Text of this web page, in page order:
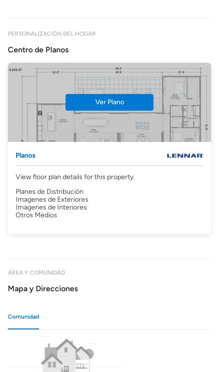
PERSONALIZACIÓN DEL HOGAR
Centro de Planos
Ver Plano
Planos
View floor plan details for this property.
Planes de Distribución
Imagenes de Exteriores
Imagenes de Interiores
Otros Medios
ÁREA Y COMUNIDAD
Mapa y Direcciones
Comunidad